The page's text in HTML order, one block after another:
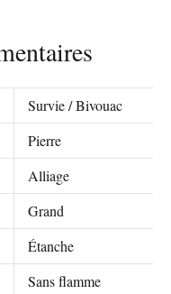
Survie / Bivouac
Pierre
Alliage
Grand
Étanche
Sans flamme